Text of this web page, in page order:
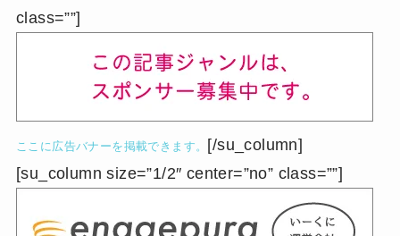
class=””]
ここに広告バナーを掲載できます。
[/su_column]
[su_column size=”1/2″ center=”no” class=””]